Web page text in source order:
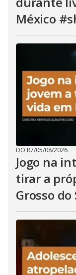
México
DO R7/05/08/2026
Jogo na
tirar a
Grosso